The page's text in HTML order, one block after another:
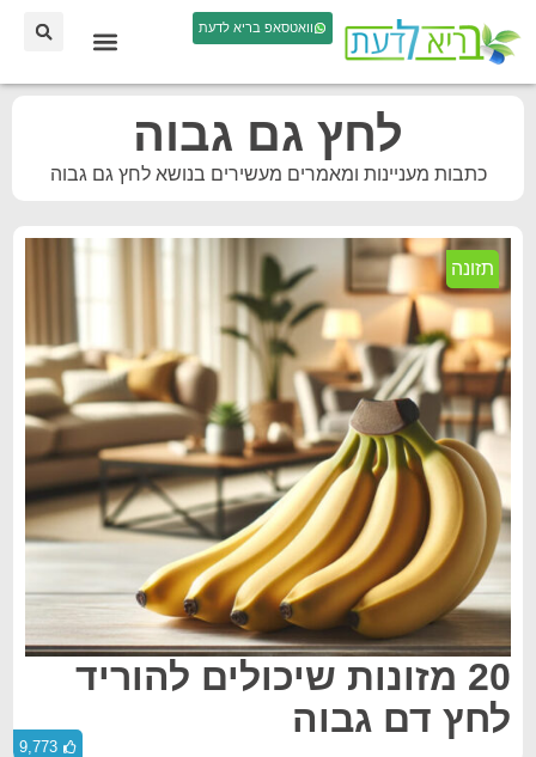
וואטסאפ בריא לדעת
לחץ גם גבוה
כתבות מעניינות ומאמרים מעשירים בנושא לחץ גם גבוה
תזונה
20 מזונות שיכולים להוריד
לחץ דם גבוה
9,773